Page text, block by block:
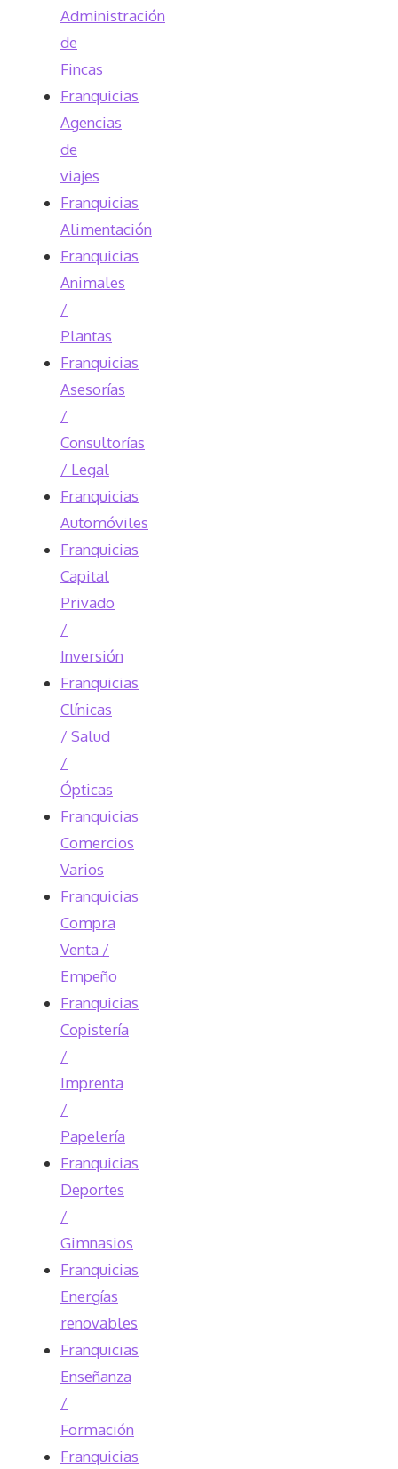
Administración
de
Fincas
Franquicias
Agencias
de
viajes
Franquicias
Alimentación
Franquicias
Animales
/
Plantas
Franquicias
Asesorías
/
Consultorías
/ Legal
Franquicias
Automóviles
Franquicias
Capital
Privado
/
Inversión
Franquicias
Clínicas
/ Salud
/
Ópticas
Franquicias
Comercios
Varios
Franquicias
Compra
Venta /
Empeño
Franquicias
Copistería
/
Imprenta
/
Papelería
Franquicias
Deportes
/
Gimnasios
Franquicias
Energías
renovables
Franquicias
Enseñanza
/
Formación
Franquicias